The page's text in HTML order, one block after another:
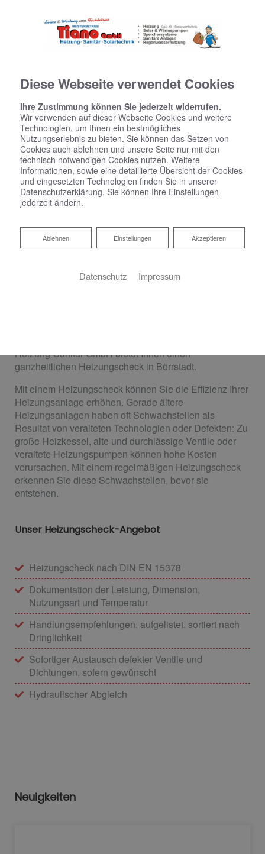
Heizungscheck
Energiekosten sparen und die Umwelt
Heizung-Sanitär GmbH bietet Ihnen einen
ganzheitlichen Heizungscheck in Börrstadt.
Mit einem Heizungscheck können Sie die Effizienz Ihrer
Heizungsanlage erhöhen. Gerade ältere
Heizungsanlagen haben oft Schwachstellen als
Resultat von veralteten Technologien oder Defekten: Zu
große Heizkessel, alte und durchlässige Ventile oder
veraltete Heizungspumpen können hohe Kosten
verursachen. Mit einem regelmäßigen Heizungscheck
erkennen Sie diese Schwachstellen, bevor sie
entstehen.
Unser Heizungscheck-Angebot
Heizungscheck nach DIN EN 15378
Dokumentation der Leistung, Dimension,
Nutzungsart und Temperatur
Handlungsempfehlungen, aufgelistet, sortiert nach
Dringlichkeit
Sofortiger Austausch defekter Ventile und
Dichtungen, sofern gewünscht
Hydraulischer Abgleich
Neuigkeiten
Diese Webseite verwendet Cookies
Ihre Zustimmung können Sie jederzeit widerrufen.
Wir verwenden auf dieser Webseite Cookies und weitere
Technologien, um Ihnen ein bestmögliches
Nutzungserlebnis zu bieten. Sie können das Setzen von
Cookies auch ablehnen und unsere Seite nur mit den
technisch notwendigen Cookies nutzen. Weitere
Informationen, sowie eine detaillierte Übersicht der Cookies
und eingesetzten Technologien finden Sie in unserer
Datenschutzerklärung. Sie können Ihre Einstellungen
jederzeit ändern.
Akzeptieren
Einstellungen
Ablehnen
Ablehnen
Datenschutz Impressum